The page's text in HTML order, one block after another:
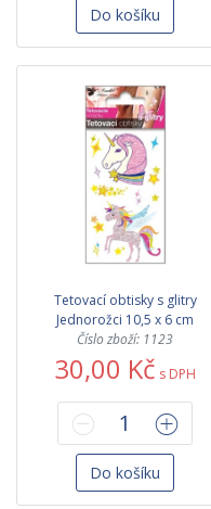
Do košíku
Tetovací obtisky s glitry
Jednorožci 10,5 x 6 cm
Číslo zboží: 1123
30,00 Kč s DPH
Do košíku